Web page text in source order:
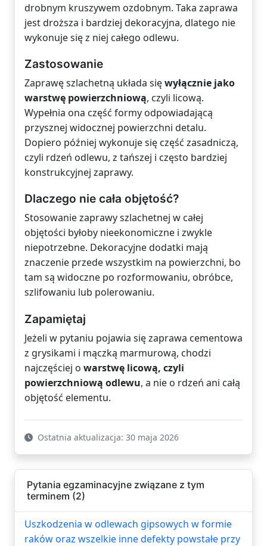
drobnym kruszywem ozdobnym. Taka zaprawa
jest droższa i bardziej dekoracyjna, dlatego nie
wykonuje się z niej całego odlewu.
Zastosowanie
Zaprawę szlachetną układa sięwyłącznie jako
warstwę powierzchniową, czyli licową.
Wypełnia ona część formy odpowiadającą
przysznej widocznej powierzchni detalu.
Dopiero później wykonuje się część zasadniczą,
czyli rdzeń odlewu, z tańszej i często bardziej
konstrukcyjnej zaprawy.
Dlaczego nie cała objętość?
Stosowanie zaprawy szlachetnej w całej
objętości byłoby nieekonomiczne i zwykle
niepotrzebne. Dekoracyjne dodatki mają
znaczenie przede wszystkim na powierzchni, bo
tam są widoczne po rozformowaniu, obróbce,
szlifowaniu lub polerowaniu.
Zapamiętaj
Jeżeli w pytaniu pojawia się zaprawa cementowa
z grysikami i mączką marmurową, chodzi
najczęściej o warstwę licową, czyli
powierzchniową odlewu, a nie o rdzeń ani całą
objętość elementu.
Ostatnia aktualizacja: 30 maja 2026
Pytania egzaminacyjne związane z tym
terminem (2)
Uszkodzenia w odlewach gipsowych w formie
raków oraz wszelkie inne defekty powstałe przy